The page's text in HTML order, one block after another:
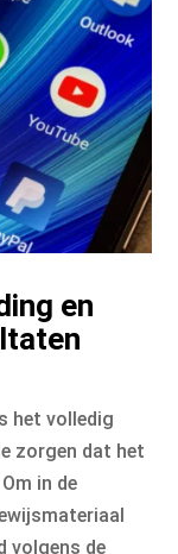
en
het volledig
zorgen dat het
in de
volgens de